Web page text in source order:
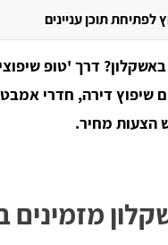
תוכן עניינים
דרך 'טופ
שיפוץ דירה, חדרי
הצעות מחיר.
מזמינים